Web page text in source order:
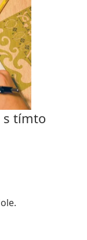
s tímto